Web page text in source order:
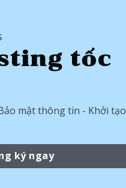
tốc
mật thông tin - Khởi tạo
ký ngay